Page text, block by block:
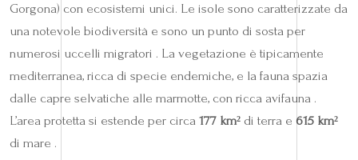
Gorgona) con ecosistemi unici. Le isole sono caratterizzate da
una notevole biodiversità e sono un punto di sosta per
numerosi uccelli migratori . La vegetazione è tipicamente
mediterranea, ricca di specie endemiche, e la fauna spazia
dalle capre selvatiche alle marmotte, con ricca avifauna .
L’area protetta si estende per circa 177 km² di terra e 615 km²
di mare .